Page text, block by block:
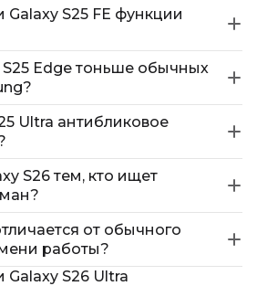
S25 FE функции
S25 Edge тоньше обычных
Ultra антибликовое
S26 тем, кто ищет
от обычного
работы?
S26 Ultra